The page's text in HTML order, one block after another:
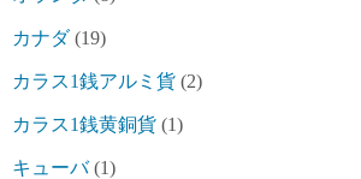
カナダ(19)
カラス1銭アルミ貨 (2)
カラス1銭黄銅貨 (1)
キューバ(1)